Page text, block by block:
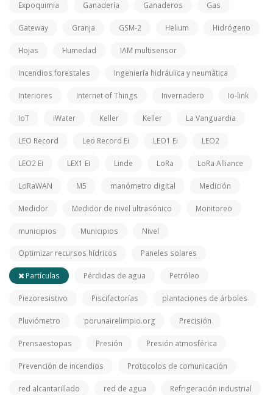
Expoquimia Ganadería Ganaderos Gas
Gateway Granja GSM-2 Helium Hidrógeno
Hojas Humedad IAM multisensor
Incendios forestales Ingeniería hidráulica y neumática
Interiores Internet of Things Invernadero Io-link
IoT iWater Keller Keller La Vanguardia
LEO Record Leo Record Ei LEO1 Ei LEO2
LEO2 Ei LEX1 Ei Linde LoRa LoRa Alliance
LoRaWAN M5 manómetro digital Medición
Medidor Medidor de nivel ultrasónico Monitoreo
municipios Municipios Nivel
Optimizar recursos hídricos Paneles solares
Partículas Pérdidas de agua Petróleo
Piezoresistivo Piscifactorías plantaciones de árboles
Pluviómetro porunairelimpio.org Precisión
Prensaestopas Presión Presión atmosférica
Prevención de incendios Protocolos de comunicación
red alcantarillado red de agua Refrigeración industrial